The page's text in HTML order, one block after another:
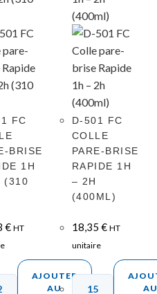
FC
BRISE
1H
(310
€ HT
AJOUTER
AU
D-501 FC
COLLE
PARE-BRISE
RAPIDE 1H
– 2H
(400ML)
18,35 € HT
unitaire
AU